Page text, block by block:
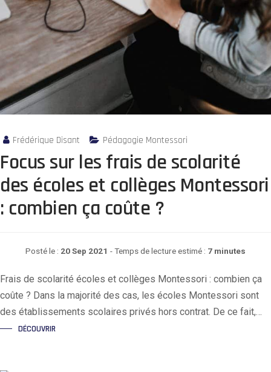
Frédérique Disant Pédagogie Montessori
Focus sur les frais de scolarité
des écoles et collèges Montessori
: combien ça coûte ?
Posté le : 20 Sep 2021 - Temps de lecture estimé : 7 minutes
Frais de scolarité écoles et collèges Montessori : combien ça
coûte ? Dans la majorité des cas, les écoles Montessori sont
des établissements scolaires privés hors contrat. De ce fait,…
DÉCOUVRIR